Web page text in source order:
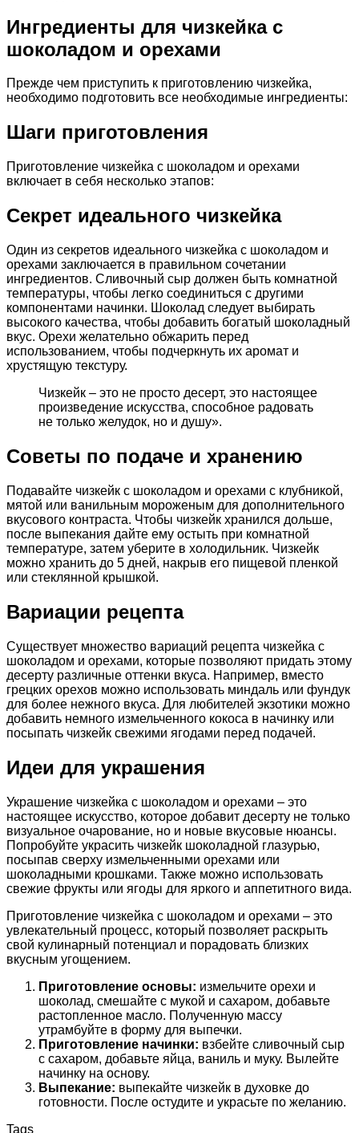
Ингредиенты для чизкейка с
шоколадом и орехами
Прежде чем приступить к приготовлению чизкейка,
необходимо подготовить все необходимые ингредиенты:
Шаги приготовления
Приготовление чизкейка с шоколадом и орехами
включает в себя несколько этапов:
Секрет идеального чизкейка
Один из секретов идеального чизкейка с шоколадом и
орехами заключается в правильном сочетании
ингредиентов. Сливочный сыр должен быть комнатной
температуры, чтобы легко соединиться с другими
компонентами начинки. Шоколад следует выбирать
высокого качества, чтобы добавить богатый шоколадный
вкус. Орехи желательно обжарить перед
использованием, чтобы подчеркнуть их аромат и
хрустящую текстуру.
Чизкейк – это не просто десерт, это настоящее
произведение искусства, способное радовать
не только желудок, но и душу».
Советы по подаче и хранению
Подавайте чизкейк с шоколадом и орехами с клубникой,
мятой или ванильным мороженым для дополнительного
вкусового контраста. Чтобы чизкейк хранился дольше,
после выпекания дайте ему остыть при комнатной
температуре, затем уберите в холодильник. Чизкейк
можно хранить до 5 дней, накрыв его пищевой пленкой
или стеклянной крышкой.
Вариации рецепта
Существует множество вариаций рецепта чизкейка с
шоколадом и орехами, которые позволяют придать этому
десерту различные оттенки вкуса. Например, вместо
грецких орехов можно использовать миндаль или фундук
для более нежного вкуса. Для любителей экзотики можно
добавить немного измельченного кокоса в начинку или
посыпать чизкейк свежими ягодами перед подачей.
Идеи для украшения
Украшение чизкейка с шоколадом и орехами – это
настоящее искусство, которое добавит десерту не только
визуальное очарование, но и новые вкусовые нюансы.
Попробуйте украсить чизкейк шоколадной глазурью,
посыпав сверху измельченными орехами или
шоколадными крошками. Также можно использовать
свежие фрукты или ягоды для яркого и аппетитного вида.
Приготовление чизкейка с шоколадом и орехами – это
увлекательный процесс, который позволяет раскрыть
свой кулинарный потенциал и порадовать близких
вкусным угощением.
Приготовление основы: измельчите орехи и
шоколад, смешайте с мукой и сахаром, добавьте
растопленное масло. Полученную массу
утрамбуйте в форму для выпечки.
Приготовление начинки: взбейте сливочный сыр
с сахаром, добавьте яйца, ваниль и муку. Вылейте
начинку на основу.
Выпекание: выпекайте чизкейк в духовке до
готовности. После остудите и украсьте по желанию.
Tags